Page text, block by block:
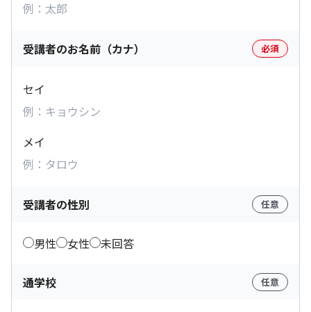
受講者のお名前（カナ） 必須
セイ
メイ
受講者の性別 任意
男性 女性 未回答
通学校 任意